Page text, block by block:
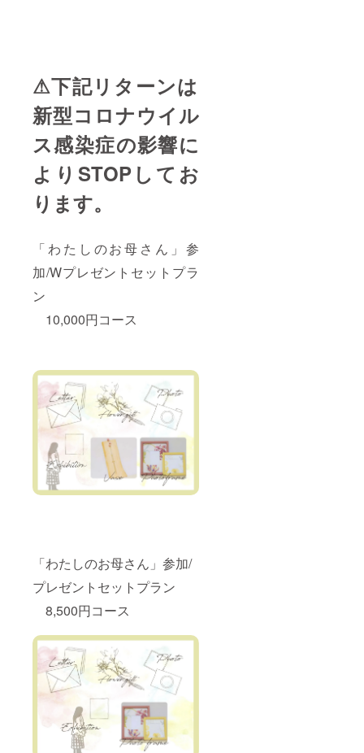
⚠︎下記リターンは
新型コロナウイル
ス感染症の影響に
よりSTOPしてお
ります。
「わたしのお母さん」参
加/Wプレゼントセットプラ
ン
10,000円コース
「わたしのお母さん」参加/
プレゼントセットプラン
8,500円コース